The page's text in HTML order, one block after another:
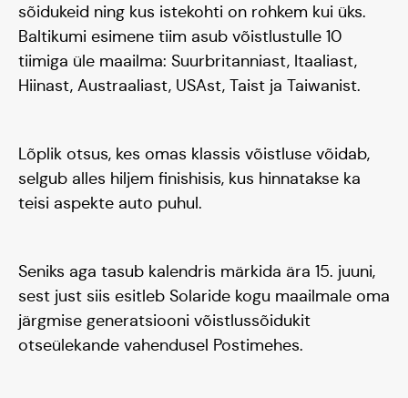
Tiim
Liitu
sõidukeid ning kus istekohti on rohkem kui üks.
Baltikumi esimene tiim asub võistlustulle 10
tiimiga üle maailma: Suurbritanniast, Itaaliast,
Hiinast, Austraaliast, USAst, Taist ja Taiwanist.
Lõplik otsus, kes omas klassis võistluse võidab,
selgub alles hiljem finishisis, kus hinnatakse ka
teisi aspekte auto puhul.
Seniks aga tasub kalendris märkida ära 15. juuni,
sest just siis esitleb Solaride kogu maailmale oma
järgmise generatsiooni võistlussõidukit
otseülekande vahendusel Postimehes.